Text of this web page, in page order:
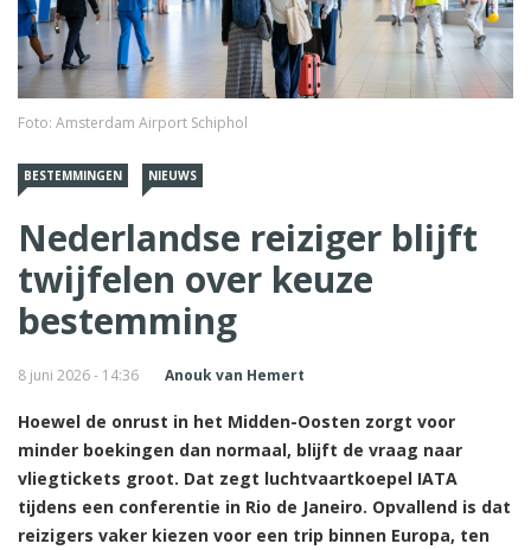
Foto: Amsterdam Airport Schiphol
BESTEMMINGEN NIEUWS
Nederlandse reiziger blijft
twijfelen over keuze
bestemming
8 juni 2026 - 14:36 Anouk van Hemert
Hoewel de onrust in het Midden-Oosten zorgt voor
minder boekingen dan normaal, blijft de vraag naar
vliegtickets groot. Dat zegt luchtvaartkoepel IATA
tijdens een conferentie in Rio de Janeiro. Opvallend is dat
reizigers vaker kiezen voor een trip binnen Europa, ten